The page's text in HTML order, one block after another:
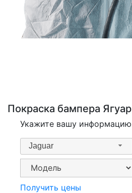
Покраска бампера Ягуар
Укажите вашу информацию
Jaguar
Получить цены